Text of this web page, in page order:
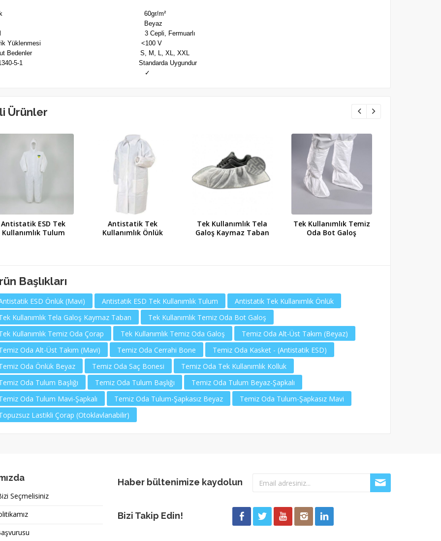
60gr/m²
Beyaz
3 Cepli, Fermuarlı
Yüklenmesi <100 V
Bedenler S, M, L, XL, XXL
61340-5-1 Standarda Uygundur
✓
Ürünler
Antistatik ESD Tek
Kullanımlık Tulum
Antistatik Tek
Kullanımlık Önlük
Tek Kullanımlık Tela
Galoş Kaymaz Taban
Tek Kullanımlık Temiz
Oda Bot Galoş
Başlıkları
ESD Önlük (Mavi) Antistatik ESD Tek Kullanımlık Tulum
Antistatik Tek Kullanımlık Önlük
Kullanımlık Tela Galoş Kaymaz Taban
Tek Kullanımlık Temiz Oda Bot Galoş
Kullanımlık Temiz Oda Çorap
Tek Kullanımlık Temiz Oda Galoş
Temiz Oda Alt-Üst Takım (Beyaz)
Oda Alt-Üst Takım (Mavi)
Temiz Oda Cerrahi Bone
Temiz Oda Kasket - (Antistatik ESD)
Oda Önlük Beyaz
Temiz Oda Saç Bonesi
Temiz Oda Tek Kullanımlık Kolluk
Oda Tulum Başlığı
Temiz Oda Tulum Başlığı
Temiz Oda Tulum Beyaz-Şapkalı
Oda Tulum Mavi-Şapkalı
Temiz Oda Tulum-Şapkasız Beyaz
Temiz Oda Tulum-Şapkasız Mavi
Lastikli Çorap (Otoklavlanabilir)
Seçmelisiniz
Haber bültenimize kaydolun
Bizi Takip Edin!